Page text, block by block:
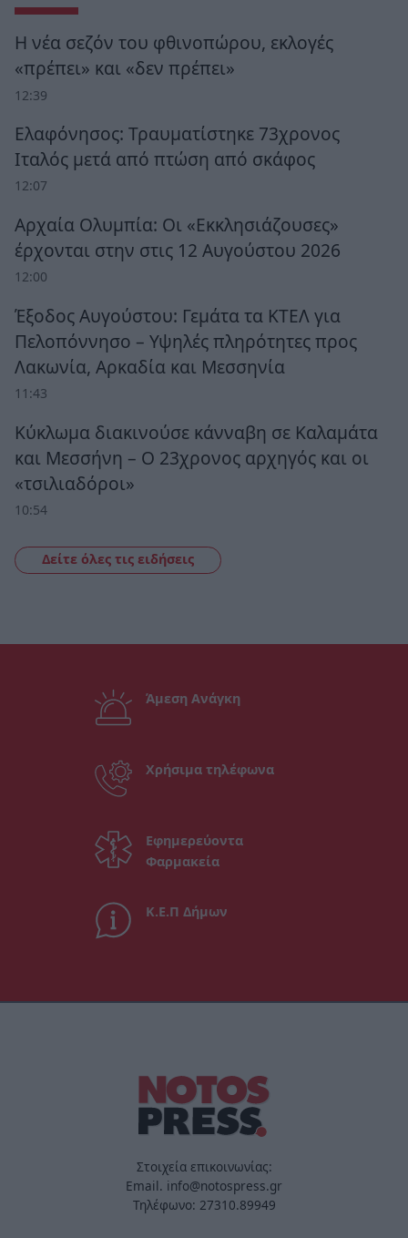
Η νέα σεζόν του φθινοπώρου, εκλογές
«πρέπει» και «δεν πρέπει»
12:39
Ελαφόνησος: Τραυματίστηκε 73χρονος
Ιταλός μετά από πτώση από σκάφος
12:07
Αρχαία Ολυμπία: Οι «Εκκλησιάζουσες»
έρχονται στην στις 12 Αυγούστου 2026
12:00
Έξοδος Αυγούστου: Γεμάτα τα ΚΤΕΛ για
Πελοπόννησο – Υψηλές πληρότητες προς
Λακωνία, Αρκαδία και Μεσσηνία
11:43
Κύκλωμα διακινούσε κάνναβη σε Καλαμάτα
και Μεσσήνη – Ο 23χρονος αρχηγός και οι
«τσιλιαδόροι»
10:54
Δείτε όλες τις ειδήσεις
Άμεση Ανάγκη
Χρήσιμα τηλέφωνα
Εφημερεύοντα
Φαρμακεία
Κ.Ε.Π Δήμων
Στοιχεία επικοινωνίας:
Email. info@notospress.gr
Τηλέφωνο: 27310.89949